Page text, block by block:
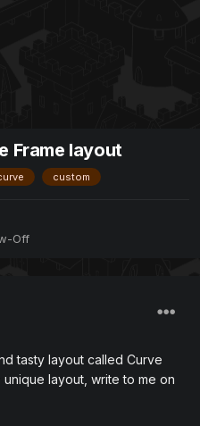
Frame layout
custom
Off
tasty layout called Curve
layout, write to me on